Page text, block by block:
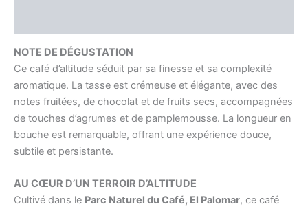
NOTE DE DÉGUSTATION
Ce café d’altitude séduit par sa finesse et sa complexité
aromatique. La tasse est crémeuse et élégante, avec des
notes fruitées, de chocolat et de fruits secs, accompagnées
de touches d’agrumes et de pamplemousse. La longueur en
bouche est remarquable, offrant une expérience douce,
subtile et persistante.
AU CŒUR D’UN TERROIR D’ALTITUDE
Cultivé dans le Parc Naturel du Café, El Palomar, ce café